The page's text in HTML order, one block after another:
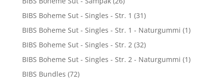
BIBS Boheme Sut - Singles - Str. 1 (31)
BIBS Boheme Sut - Singles - Str. 1 - Naturgummi (1)
BIBS Boheme Sut - Singles - Str. 2 (32)
BIBS Boheme Sut - Singles - Str. 2 - Naturgummi (1)
BIBS Bundles (72)